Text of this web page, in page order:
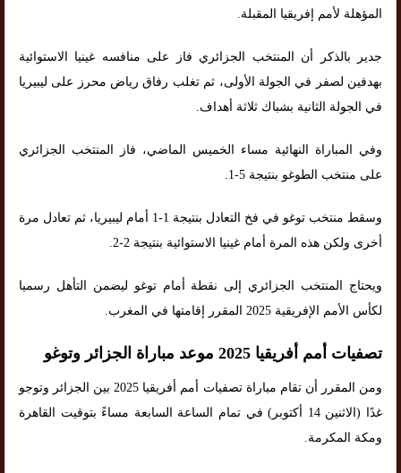
المؤهلة لأمم إفريقيا المقبلة.
جدير بالذكر أن المنتخب الجزائري فاز على منافسه غينيا الاستوائية
بهدفين لصفر في الجولة الأولى، ثم تغلب رفاق رياض محرز على ليبيريا
في الجولة الثانية بشباك ثلاثة أهداف.
وفي المباراة النهائية مساء الخميس الماضي، فاز المنتخب الجزائري
على منتخب الطوغو بنتيجة 5-1.
وسقط منتخب توغو في فخ التعادل بنتيجة 1-1 أمام ليبيريا، ثم تعادل مرة
أخرى ولكن هذه المرة أمام غينيا الاستوائية بنتيجة 2-2.
ويحتاج المنتخب الجزائري إلى نقطة أمام توغو ليضمن التأهل رسميا
لكأس الأمم الإفريقية 2025 المقرر إقامتها في المغرب.
تصفيات أمم أفريقيا 2025 موعد مباراة الجزائر وتوغو
ومن المقرر أن تقام مباراة تصفيات أمم أفريقيا 2025 بين الجزائر وتوجو
غدًا (الاثنين 14 أكتوبر) في تمام الساعة السابعة مساءً بتوقيت القاهرة
ومكة المكرمة.